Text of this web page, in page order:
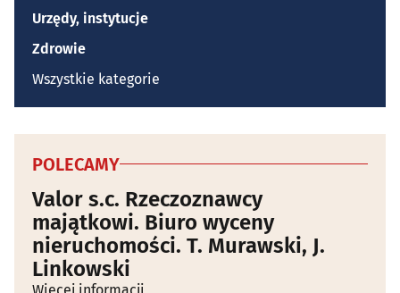
Urzędy, instytucje
Zdrowie
Wszystkie kategorie
POLECAMY
Valor s.c. Rzeczoznawcy
majątkowi. Biuro wyceny
nieruchomości. T. Murawski, J.
Linkowski